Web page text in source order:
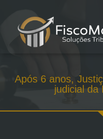
Após 6 anos,
judicial da